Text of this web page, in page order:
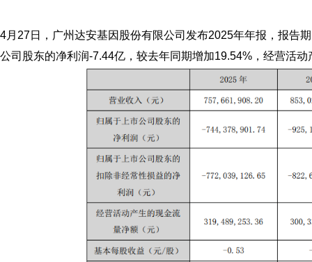
4月27日，广州达安基因股份有限公司发布2025年年报，报告
公司股东的净利润-7.44亿，较去年同期增加19.54%，经营活